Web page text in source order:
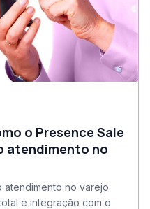
o Presence Sale
atendimento no
atendimento no varejo
e integração com o